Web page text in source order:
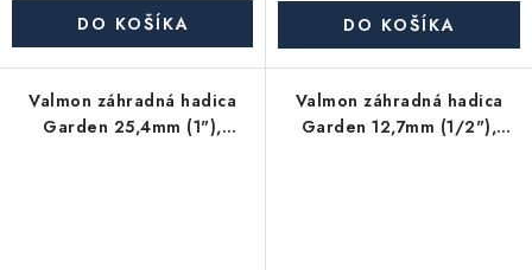
DO KOŠÍKA DO KOŠÍKA
Valmon záhradná hadica
Garden 25,4mm (1"),
Valmon záhradná hadica
Garden 12,7mm (1/2"),